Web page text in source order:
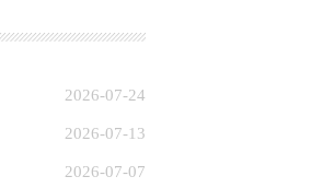
2026-07-24
2026-07-13
2026-07-07